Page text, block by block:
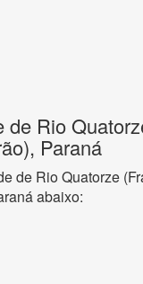
de Rio
Paraná
de Rio Quatorze
abaixo: